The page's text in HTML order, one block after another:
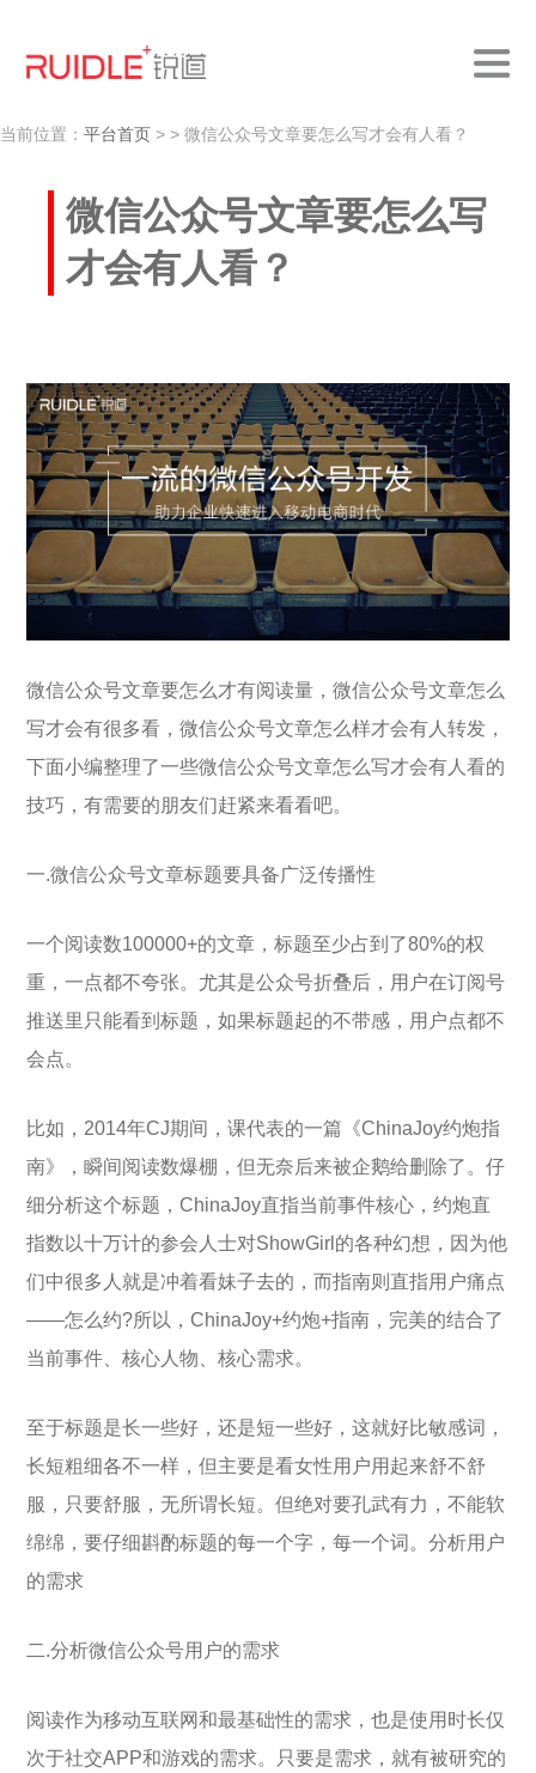
当前位置： 平台首页 > > 微信公众号文章要怎么写才会有人看？
微信公众号文章要怎么写
才会有人看？
微信公众号文章要怎么才有阅读量，微信公众号文章怎么
写才会有很多看，微信公众号文章怎么样才会有人转发，
下面小编整理了一些微信公众号文章怎么写才会有人看的
技巧，有需要的朋友们赶紧来看看吧。
一.微信公众号文章标题要具备广泛传播性
一个阅读数100000+的文章，标题至少占到了80%的权
重，一点都不夸张。尤其是公众号折叠后，用户在订阅号
推送里只能看到标题，如果标题起的不带感，用户点都不
会点。
比如，2014年CJ期间，课代表的一篇《ChinaJoy约炮指
南》，瞬间阅读数爆棚，但无奈后来被企鹅给删除了。仔
细分析这个标题，ChinaJoy直指当前事件核心，约炮直
指数以十万计的参会人士对ShowGirl的各种幻想，因为他
们中很多人就是冲着看妹子去的，而指南则直指用户痛点
——怎么约?所以，ChinaJoy+约炮+指南，完美的结合了
当前事件、核心人物、核心需求。
至于标题是长一些好，还是短一些好，这就好比敏感词，
长短粗细各不一样，但主要是看女性用户用起来舒不舒
服，只要舒服，无所谓长短。但绝对要孔武有力，不能软
绵绵，要仔细斟酌标题的每一个字，每一个词。分析用户
的需求
二.分析微信公众号用户的需求
阅读作为移动互联网和最基础性的需求，也是使用时长仅
次于社交APP和游戏的需求。只要是需求，就有被研究的